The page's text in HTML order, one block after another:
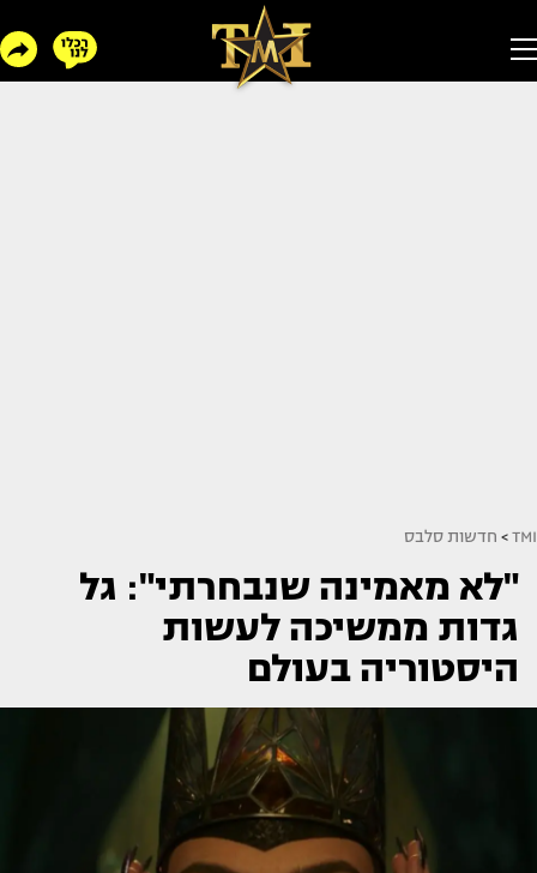
TMI
> חדשות סלבס
"לא מאמינה שנבחרתי": גל
גדות ממשיכה לעשות
היסטוריה בעולם